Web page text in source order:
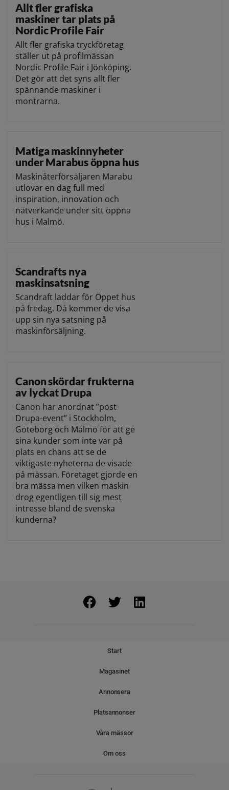
Allt fler grafiska
maskiner tar plats på
Nordic Profile Fair
Allt fler grafiska tryckföretag
ställer ut på profilmässan
Nordic Profile Fair i Jönköping.
Det gör att det syns allt fler
spännande maskiner i
montrarna.
Matiga maskinnyheter
under Marabus öppna hus
Maskinåterförsäljaren Marabu
utlovar en dag full med
inspiration, innovation och
nätverkande under sitt öppna
hus i Malmö.
Scandrafts nya
maskinsatsning
Scandraft laddar för Öppet hus
på fredag. Då kommer de visa
upp sin nya satsning på
maskinförsäljning.
Canon skördar frukterna
av lyckat Drupa
Canon har anordnat ”post
Drupa-event” i Stockholm,
Göteborg och Malmö för att ge
sina kunder som inte var på
plats en chans att se de
viktigaste nyheterna de visade
på mässan. Företaget gjorde en
bra mässa men vilken maskin
drog egentligen till sig mest
intresse bland de svenska
kunderna?
Start
Magasinet
Annonsera
Platsannonser
Våra mässor
Om oss